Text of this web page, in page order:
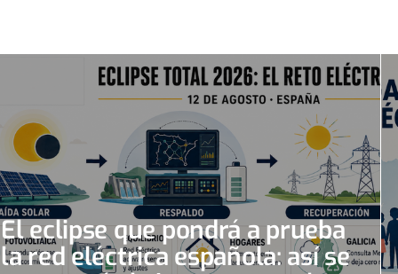
El eclipse que pondrá a prueba
la red eléctrica española: así se